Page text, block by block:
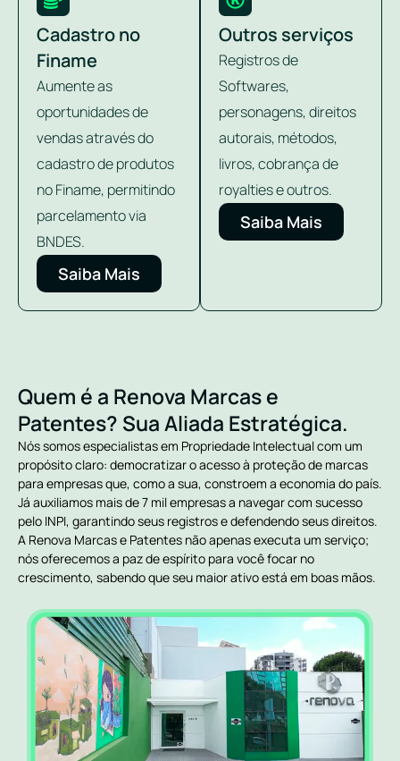
Cadastro no
Finame
Aumente as
oportunidades de
vendas através do
cadastro de produtos
no Finame, permitindo
parcelamento via
BNDES.
Saiba Mais
Outros serviços
Registros de
Softwares,
personagens, direitos
autorais, métodos,
livros, cobrança de
royalties e outros.
Saiba Mais
Quem é a Renova Marcas e
Patentes? Sua Aliada Estratégica.
Nós somos especialistas em Propriedade Intelectual com um
propósito claro: democratizar o acesso à proteção de marcas
para empresas que, como a sua, constroem a economia do país.
Já auxiliamos mais de 7 mil empresas a navegar com sucesso
pelo INPI, garantindo seus registros e defendendo seus direitos.
A Renova Marcas e Patentes não apenas executa um serviço;
nós oferecemos a paz de espírito para você focar no
crescimento, sabendo que seu maior ativo está em boas mãos.